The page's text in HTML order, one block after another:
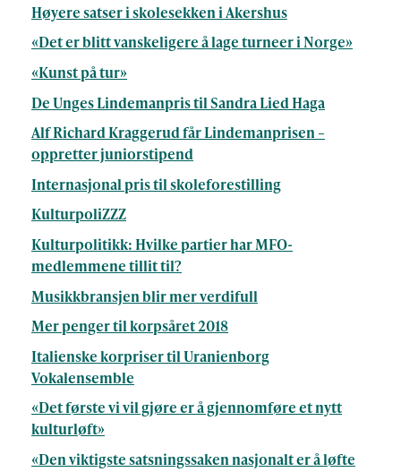
Høyere satser i skolesekken i Akershus
«Det er blitt vanskeligere å lage turneer i Norge»
«Kunst på tur»
De Unges Lindemanpris til Sandra Lied Haga
Alf Richard Kraggerud får Lindemanprisen –
oppretter juniorstipend
Internasjonal pris til skoleforestilling
KulturpoliZZZ
Kulturpolitikk: Hvilke partier har MFO-
medlemmene tillit til?
Musikkbransjen blir mer verdifull
Mer penger til korpsåret 2018
Italienske korpriser til Uranienborg
Vokalensemble
«Det første vi vil gjøre er å gjennomføre et nytt
kulturløft»
«Den viktigste satsningssaken nasjonalt er å løfte